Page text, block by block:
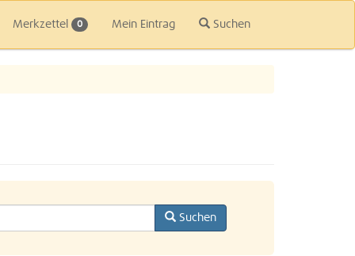
Merkzettel 0 Mein Eintrag Suchen
Suchen